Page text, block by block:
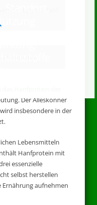
Der Alleskönner
insbesondere in der
Lebensmitteln
Hanfprotein mit
essenzielle
selbst herstellen
aufnehmen